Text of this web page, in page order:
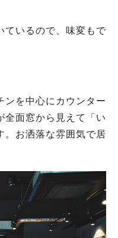
ているので、味変もで
ンを中心にカウンター
全面窓から見えて「い
。お洒落な雰囲気で居